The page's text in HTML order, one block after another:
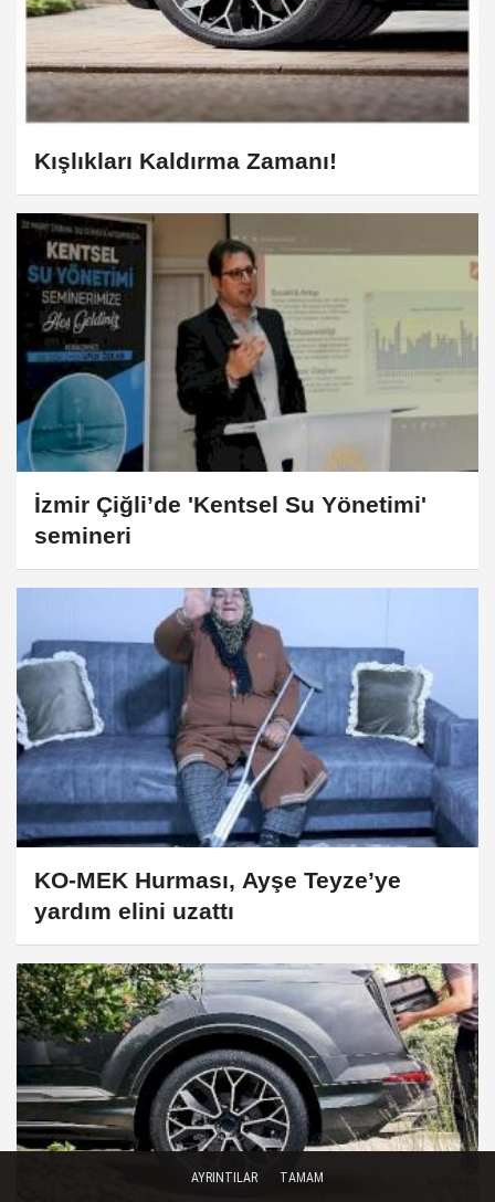
Kışlıkları Kaldırma Zamanı!
İzmir Çiğli’de 'Kentsel Su Yönetimi'
semineri
KO-MEK Hurması, Ayşe Teyze’ye
yardım elini uzattı
AYRINTILAR TAMAM